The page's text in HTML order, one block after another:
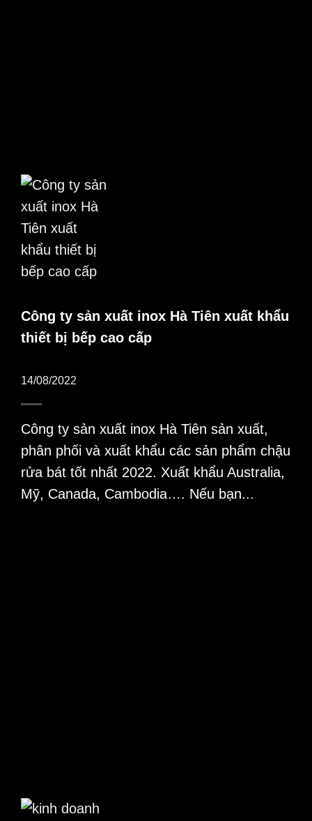
Công ty sản xuất inox Hà Tiên xuất khẩu
thiết bị bếp cao cấp
14/08/2022
Công ty sản xuất inox Hà Tiên sản xuất,
phân phối và xuất khẩu các sản phẩm chậu
rửa bát tốt nhất 2022. Xuất khẩu Australia,
Mỹ, Canada, Cambodia…. Nếu bạn...